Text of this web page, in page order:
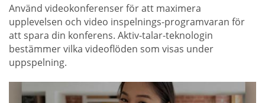
Använd videokonferenser för att maximera
upplevelsen och video inspelnings-programvaran för
att spara din konferens. Aktiv-talar-teknologin
bestämmer vilka videoflöden som visas under
uppspelning.